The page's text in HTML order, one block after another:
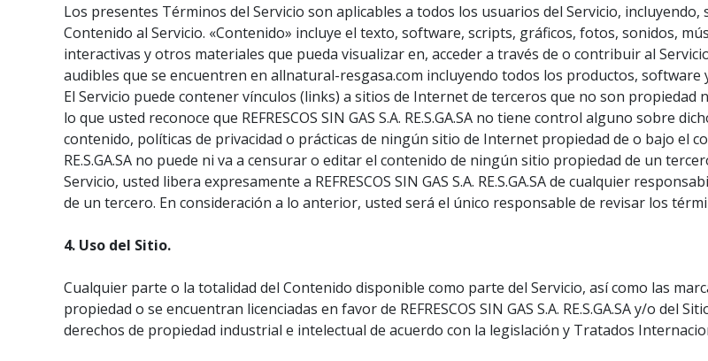
Los presentes Términos del Servicio son aplicables a todos los usuarios del Servicio,
Contenido al Servicio. «Contenido» incluye el texto, software, scripts, gráficos, fotos, sonidos,
interactivas y otros materiales que pueda visualizar en, acceder a través de o contribuir al
audibles que se encuentren en allnatural-resgasa.com incluyendo todos los productos, software
El Servicio puede contener vínculos (links) a sitios de Internet de terceros que no son propiedad ni
lo que usted reconoce que REFRESCOS SIN GAS S.A. RE.S.GA.SA no tiene control alguno
contenido, políticas de privacidad o prácticas de ningún sitio de Internet propiedad de o bajo el
RE.S.GA.SA no puede ni va a censurar o editar el contenido de ningún sitio propiedad de un
Servicio, usted libera expresamente a REFRESCOS SIN GAS S.A. RE.S.GA.SA de cualquier
de un tercero. En consideración a lo anterior, usted será el único responsable de revisar los
4. Uso del Sitio.
Cualquier parte o la totalidad del Contenido disponible como parte del Servicio, así como las
propiedad o se encuentran licenciadas en favor de REFRESCOS SIN GAS S.A. RE.S.GA.SA y/o
derechos de propiedad industrial e intelectual de acuerdo con la legislación y Tratados